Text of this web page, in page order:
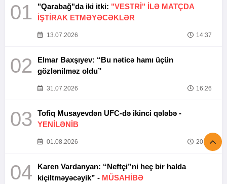
01 "Qarabağ"da iki itki: "VESTRİ" İLƏ MATÇDA
İŞTİRAK ETMƏYƏCƏKLƏR
13.07.2026 14:37
02
Elmar Baxşıyev: “Bu nəticə hamı üçün
gözlənilməz oldu”
31.07.2026 16:26
03
Tofiq Musayevdən UFC-də ikinci qələbə -
YENİLƏNİB
01.08.2026 20:52
04
Karen Vardanyan: “Neftçi”ni heç bir halda
kiçiltməyəcəyik” - MÜSAHİBƏ